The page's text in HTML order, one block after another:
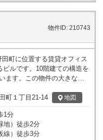
物件ID: 210743
町に位置する賃貸オフィス
ルです。10階建ての構造を
ます。この物件の大きな特
しっかり施されているた
適な環境を提供します。 ニ
としたオフィススペースを
ては分割区画の対応も可能
なレイアウトを必要とする
町１丁目21-14 地図
1分
地） 徒歩2分
線 ） 徒歩3分